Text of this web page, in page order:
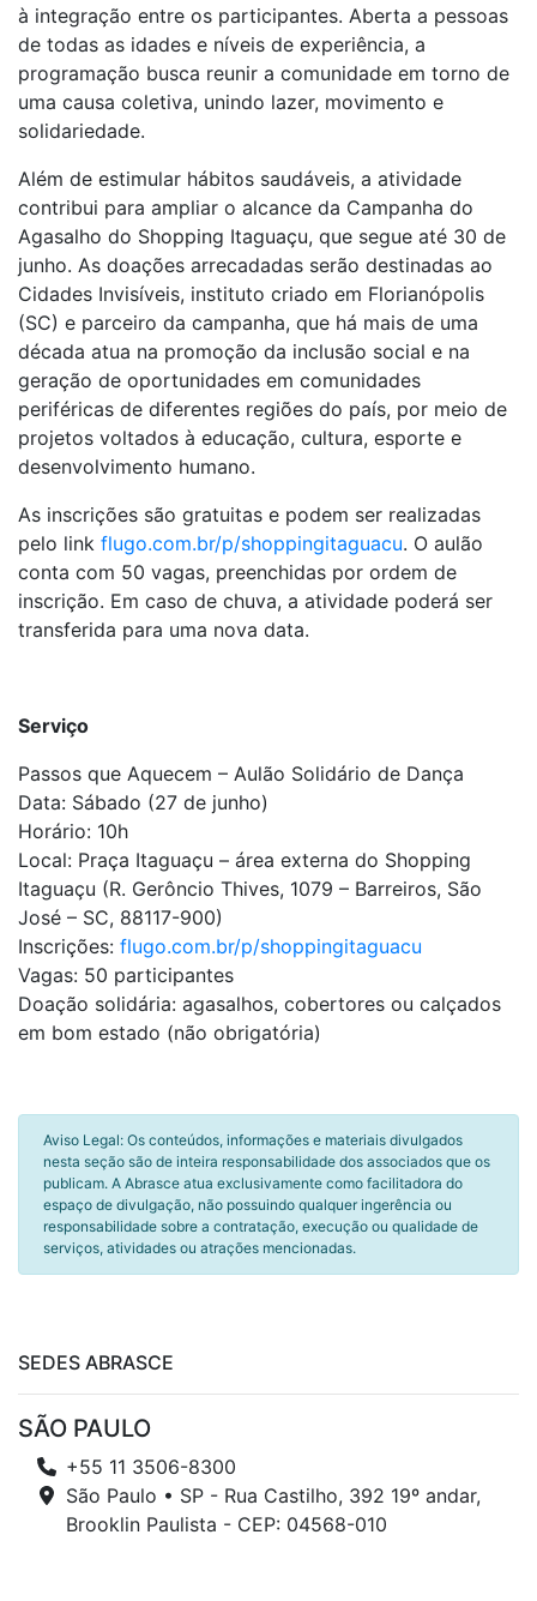
à integração entre os participantes. Aberta a pessoas
de todas as idades e níveis de experiência, a
programação busca reunir a comunidade em torno de
uma causa coletiva, unindo lazer, movimento e
solidariedade.
Além de estimular hábitos saudáveis, a atividade
contribui para ampliar o alcance da Campanha do
Agasalho do Shopping Itaguaçu, que segue até 30 de
junho. As doações arrecadadas serão destinadas ao
Cidades Invisíveis, instituto criado em Florianópolis
(SC) e parceiro da campanha, que há mais de uma
década atua na promoção da inclusão social e na
geração de oportunidades em comunidades
periféricas de diferentes regiões do país, por meio de
projetos voltados à educação, cultura, esporte e
desenvolvimento humano.
As inscrições são gratuitas e podem ser realizadas
pelo link flugo.com.br/p/shoppingitaguacu. O aulão
conta com 50 vagas, preenchidas por ordem de
inscrição. Em caso de chuva, a atividade poderá ser
transferida para uma nova data.
Serviço
Passos que Aquecem – Aulão Solidário de Dança
Data: Sábado (27 de junho)
Horário: 10h
Local: Praça Itaguaçu – área externa do Shopping
Itaguaçu (R. Gerôncio Thives, 1079 – Barreiros, São
José – SC, 88117-900)
Inscrições: flugo.com.br/p/shoppingitaguacu
Vagas: 50 participantes
Doação solidária: agasalhos, cobertores ou calçados
em bom estado (não obrigatória)
Aviso Legal: Os conteúdos, informações e materiais divulgados
nesta seção são de inteira responsabilidade dos associados que os
publicam. A Abrasce atua exclusivamente como facilitadora do
espaço de divulgação, não possuindo qualquer ingerência ou
responsabilidade sobre a contratação, execução ou qualidade de
serviços, atividades ou atrações mencionadas.
SEDES ABRASCE
SÃO PAULO
+55 11 3506-8300
São Paulo • SP - Rua Castilho, 392 19º andar,
Brooklin Paulista - CEP: 04568-010